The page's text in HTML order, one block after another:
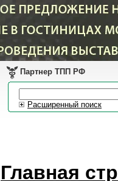
Партнер ТПП РФ
Расширенный поиск
Главная